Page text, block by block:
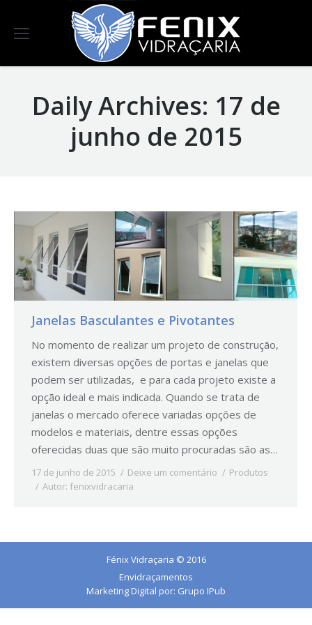
Daily Archives: 17 de
junho de 2015
Janelas Basculantes e Pivotantes
No momento de realizar um projeto de construção,
existem diversas opções de portas e janelas que
podem ser utilizadas, e para cada projeto existe a
opção ideal e mais indicada. Quando se trata de
janelas o mercado oferece variadas opções de
modelos e materiais, dentre essas opções
oferecidas duas que são muito procuradas são as…
17 de junho de 2015 Deixe um comentário
Produtos
Autor: fenixvidracaria
Fénix Vidraçaria © 2016
Envidraçamentos
Marketing Digital por: Grupo IPub